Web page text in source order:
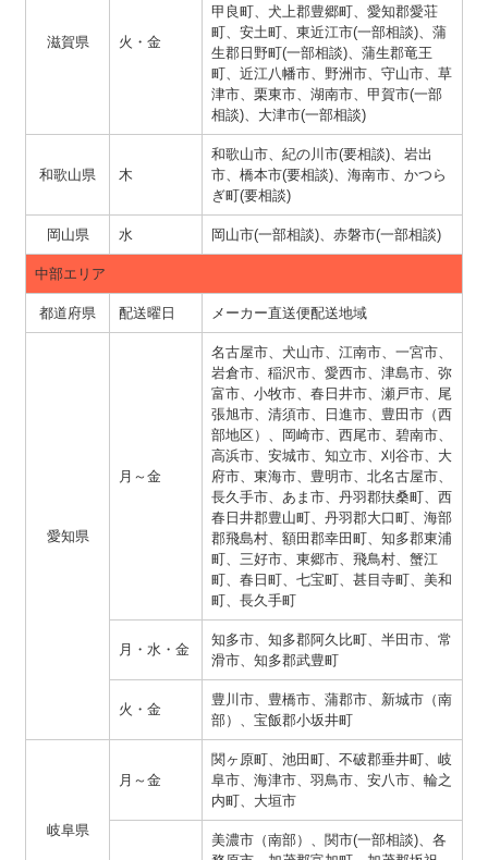
滋賀県 火・金
甲良町、犬上郡豊郷町、愛知郡愛荘
町、安土町、東近江市(一部相談)、蒲
生郡日野町(一部相談)、蒲生郡竜王
町、近江八幡市、野洲市、守山市、草
津市、栗東市、湖南市、甲賀市(一部
相談)、大津市(一部相談)
和歌山県 木
和歌山市、紀の川市(要相談)、岩出
市、橋本市(要相談)、海南市、かつら
ぎ町(要相談)
岡山県 水 岡山市(一部相談)、赤磐市(一部相談)
中部エリア
都道府県 配送曜日 メーカー直送便配送地域
愛知県
月～金
名古屋市、犬山市、江南市、一宮市、
岩倉市、稲沢市、愛西市、津島市、弥
富市、小牧市、春日井市、瀬戸市、尾
張旭市、清須市、日進市、豊田市（西
部地区）、岡崎市、西尾市、碧南市、
高浜市、安城市、知立市、刈谷市、大
府市、東海市、豊明市、北名古屋市、
長久手市、あま市、丹羽郡扶桑町、西
春日井郡豊山町、丹羽郡大口町、海部
郡飛島村、額田郡幸田町、知多郡東浦
町、三好市、東郷市、飛鳥村、蟹江
町、春日町、七宝町、甚目寺町、美和
町、長久手町
月・水・金
知多市、知多郡阿久比町、半田市、常
滑市、知多郡武豊町
火・金
豊川市、豊橋市、蒲郡市、新城市（南
部）、宝飯郡小坂井町
岐阜県
月～金
関ヶ原町、池田町、不破郡垂井町、岐
阜市、海津市、羽鳥市、安八市、輪之
内町、大垣市
美濃市（南部）、関市(一部相談)、各